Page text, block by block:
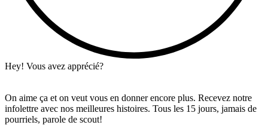
Hey! Vous avez apprécié?
On aime ça et on veut vous en donner encore plus. Recevez notre
infolettre avec nos meilleures histoires. Tous les 15 jours, jamais de
pourriels, parole de scout!